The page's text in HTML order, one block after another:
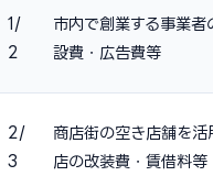
1/
2
市内で創業する事業者
設費・広告費等
2/
3
商店街の空き店舗を活
店の改装費・賃借料等